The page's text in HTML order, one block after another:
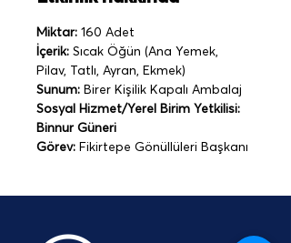
Miktar: 160 Adet
İçerik: Sıcak Öğün (Ana Yemek,
Pilav, Tatlı, Ayran, Ekmek)
Sunum: Birer Kişilik Kapalı Ambalaj
Sosyal Hizmet/Yerel Birim Yetkilisi:
Binnur Güneri
Görev: Fikirtepe Gönüllüleri Başkanı